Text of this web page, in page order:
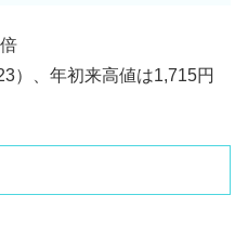
）、年初来高値は1,715円